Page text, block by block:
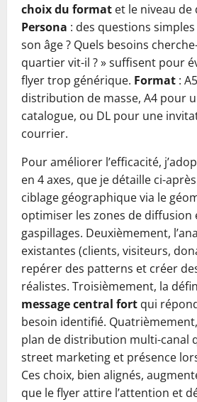
choix du format et le niveau de
Persona : des questions
son âge ? Quels besoins
quartier vit-il ? » suffisent pour
flyer trop générique. Format :
distribution de masse, A4 pour
catalogue, ou DL pour une
courrier.
Pour améliorer l’efficacité,
en 4 axes, que je détaille ci-
ciblage géographique via le
optimiser les zones de diffusion
gaspillages. Deuxièmement,
existantes (clients, visiteurs,
repérer des patterns et créer
réalistes. Troisièmement, la
message central fort qui
besoin identifié.
plan de distribution multi-canal
street marketing et présence
Ces choix, bien alignés,
que le flyer attire l’attention et